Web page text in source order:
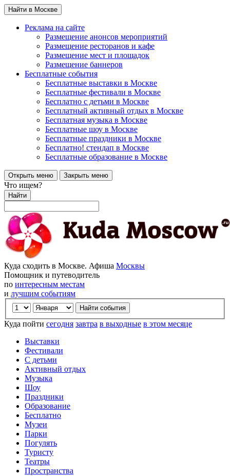
Найти в Москве
Реклама на сайте
Размещение анонсов мероприятий
Размещение ресторанов и кафе
Размещение мест и площадок
Размещение баннеров
Бесплатные события
Бесплатные выставки в Москве
Бесплатные фестивали в Москве
Бесплатно с детьми в Москве
Бесплатный активный отдых в Москве
Бесплатная музыка в Москве
Бесплатные шоу в Москве
Бесплатные праздники в Москве
Бесплатно! стендап в Москве
Бесплатные образование в Москве
Открыть меню Закрыть меню
Что ищем?
Найти
Куда сходить в Москве. Афиша Москвы
Помощник и путеводитель
по интересным местам
и лучшим событиям
Куда пойти сегодня завтра в выходные в этом месяце
Выставки
Фестивали
С детьми
Активный отдых
Музыка
Шоу
Праздники
Образование
Бесплатно
Музеи
Парки
Погулять
Туристу
Театры
Пространства